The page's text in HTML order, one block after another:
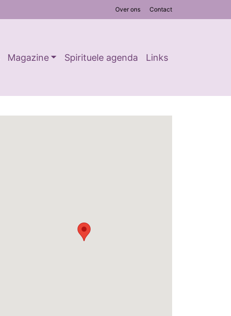
Over ons Contact
Magazine Spirituele agenda Links